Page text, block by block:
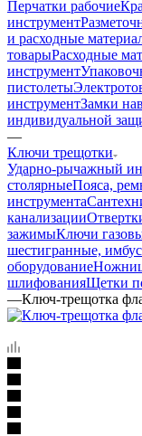
Перчатки рабочие
инструмент
и расходные
товарыРасходные
инструмент
пистолеты
инструментЗамки
индивидуальной
—
Ключи трещотки
Ударно-рычажный
столярныеПояса,
инструмента
канализации
зажимыКлючи
шестигранные,
оборудование
шлифованияЩетки
—Ключ-трещотка